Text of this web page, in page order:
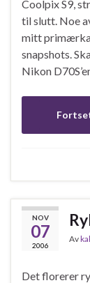
Coolpix S9,
til slutt. Noe
mitt
snapshots.
Nikon
NOV
07
2006
Av
Det florerer